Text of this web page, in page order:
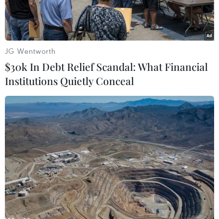
Tên lửa đẩy Falcon 9 mang theo vệ tinh rời bệ phóng ở Cape
Canaveral, Florida ngày 1/5. (Nguồn: AFP/TTXVN)
Rạng sáng 26/6 (theo giờ Việt Nam), công ty
SpaceX của Mỹ đã đưa thành công 10 vệ tinh
của công ty viễn thông Iridium lên quỹ đạo
bằng tên lửa đẩy Falcon 9.
Vụ phóng được thực hiện đúng kế hoạch từ Căn
cứ Không quân Vandenberg ở bang California.
JG Wentworth
$30k In Debt Relief Scandal: What Financial
Institutions Quietly Conceal